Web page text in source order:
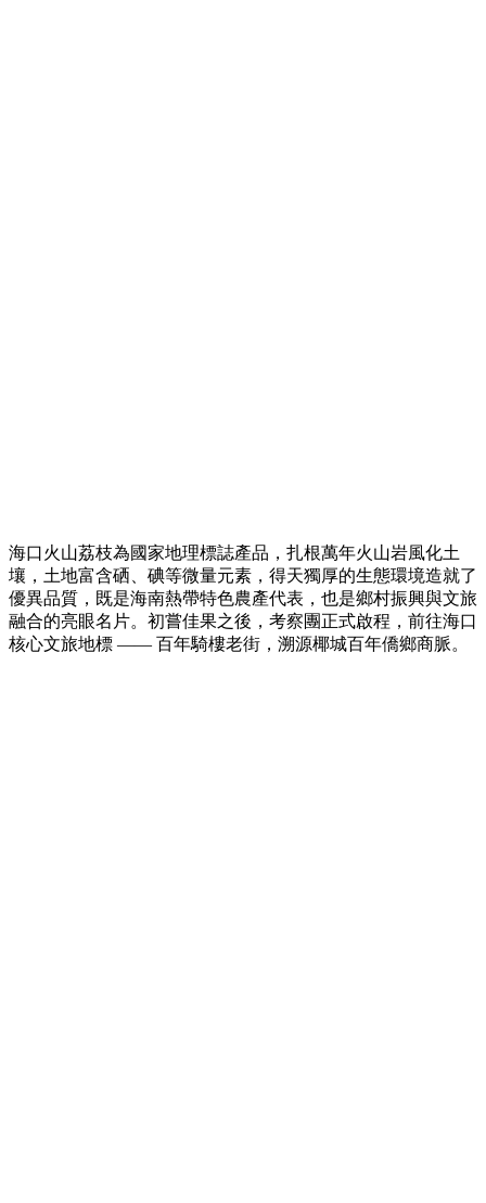
海口火山荔枝為國家地理標誌產品，扎根萬年火山岩風化土
壤，土地富含硒、碘等微量元素，得天獨厚的生態環境造就了
優異品質，既是海南熱帶特色農產代表，也是鄉村振興與文旅
融合的亮眼名片。初嘗佳果之後，考察團正式啟程，前往海口
核心文旅地標 —— 百年騎樓老街，溯源椰城百年僑鄉商脈。